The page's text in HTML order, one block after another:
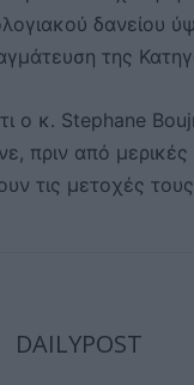
δανείου
της
ο κ. Stephane
πριν από μερικές
τις μετοχές
DAILYPOST